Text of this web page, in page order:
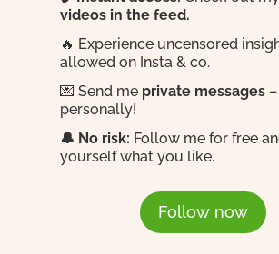
videos in the feed.
🔥 Experience uncensored
allowed on Insta & co.
💌 Send me private messages–
personally!
🔔 No risk: Follow me for free
yourself what you like.
Follow now